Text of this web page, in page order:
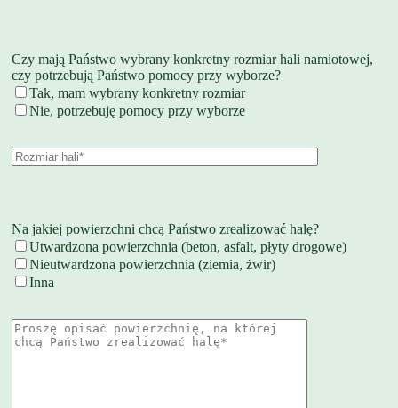
Czy mają Państwo wybrany konkretny rozmiar hali namiotowej,
czy potrzebują Państwo pomocy przy wyborze?
Tak, mam wybrany konkretny rozmiar
Nie, potrzebuję pomocy przy wyborze
Na jakiej powierzchni chcą Państwo zrealizować halę?
Utwardzona powierzchnia (beton, asfalt, płyty drogowe)
Nieutwardzona powierzchnia (ziemia, żwir)
Inna